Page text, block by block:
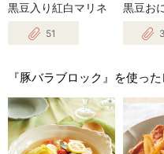
黒豆入り紅白マリネ
51
黒豆お
『豚バラブロック』を使っ